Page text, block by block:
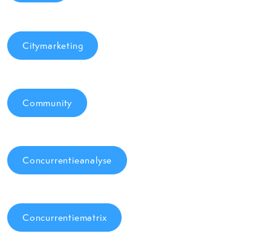
Citymarketing
Community
Concurrentieanalyse
Concurrentiematrix